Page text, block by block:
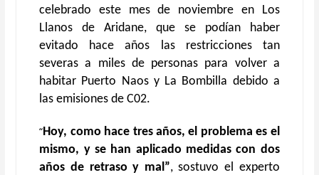
celebrado este mes de noviembre en Los
Llanos de Aridane, que se podían haber
evitado hace años las restricciones tan
severas a miles de personas para volver a
habitar Puerto Naos y La Bombilla debido a
las emisiones de C02.
“Hoy, como hace tres años, el problema es el
mismo, y se han aplicado medidascon dos
años de retraso y mal”, sostuvo el experto